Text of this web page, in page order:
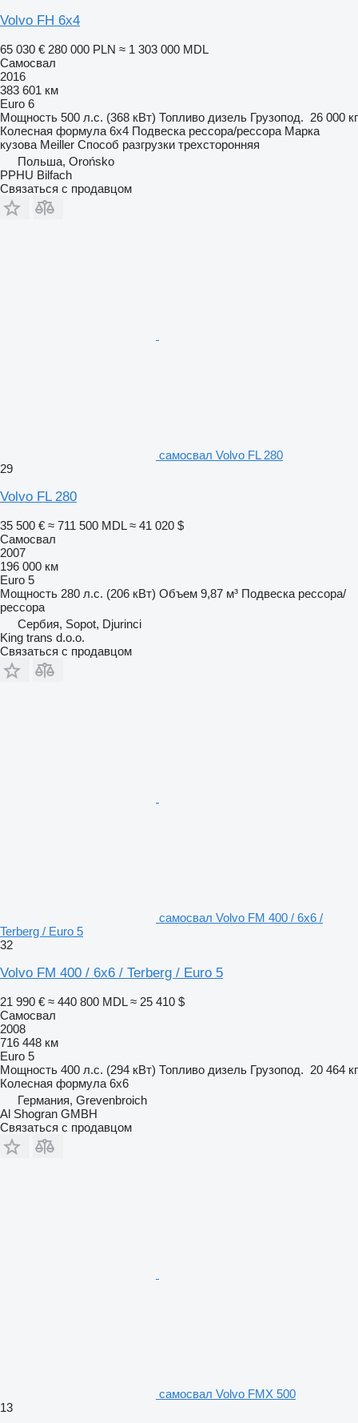
Volvo FH 6x4
65 030 € 280 000 PLN ≈ 1 303 000 MDL
Самосвал
2016
383 601 км
Euro 6
Мощность 500 л.с. (368 кВт) Топливо дизель Грузопод. 26 000 кг
Колесная формула 6x4 Подвеска рессора/рессора Марка
кузова Meiller Способ разгрузки трехсторонняя
Польша, Orońsko
PPHU Bilfach
Связаться с продавцом
самосвал Volvo FL 280
29
Volvo FL 280
35 500 € ≈ 711 500 MDL ≈ 41 020 $
Самосвал
2007
196 000 км
Euro 5
Мощность 280 л.с. (206 кВт) Объем 9,87 м³ Подвеска рессора/
рессора
Сербия, Sopot, Djurinci
King trans d.o.o.
Связаться с продавцом
самосвал Volvo FM 400 / 6x6 /
Terberg / Euro 5
32
Volvo FM 400 / 6x6 / Terberg / Euro 5
21 990 € ≈ 440 800 MDL ≈ 25 410 $
Самосвал
2008
716 448 км
Euro 5
Мощность 400 л.с. (294 кВт) Топливо дизель Грузопод. 20 464 кг
Колесная формула 6x6
Германия, Grevenbroich
Al Shogran GMBH
Связаться с продавцом
самосвал Volvo FMX 500
13